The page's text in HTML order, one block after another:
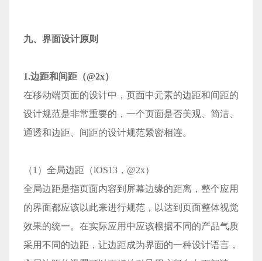
九、界面设计原则
1.边距和间距（@2x）
在移动端页面的设计中，页面中元素的边距和间距的
设计规范是非常重要的，一个页面是否美观、简洁、
通透和边距、间距的设计规范紧密相连。
（1）全局边距（iOS13，@2x）
全局边距是指页面内容到屏幕边缘的距离，整个应用
的界面都应该以此来进行规范，以达到页面整体视觉
效果的统一。在实际应用中应该根据不同的产品气质
采用不同的边距，让边距成为界面的一种设计语言，